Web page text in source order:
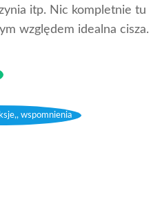
itp. Nic kompletnie tu
względem idealna cisza.
wspomnienia